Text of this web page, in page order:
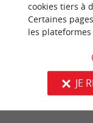
Visiter
ostréicoles
1,5 km -
cookies tiers à
Certaines
les
JE